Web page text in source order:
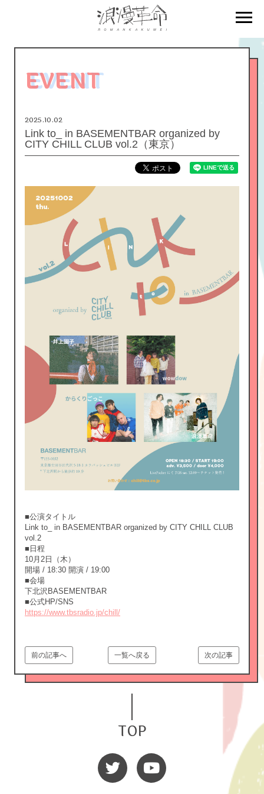
EVENT
2025.10.02
Link to_ in BASEMENTBAR organized by
CITY CHILL CLUB vol.2（東京）
■公演タイトル
Link to_ in BASEMENTBAR organized by CITY CHILL CLUB
vol.2
■日程
10月2日（木）
開場 / 18:30 開演 / 19:00
■会場
下北沢BASEMENTBAR
■公式HP/SNS
https://www.tbsradio.jp/chill/
次の記事
一覧へ戻る
前の記事へ
TOP